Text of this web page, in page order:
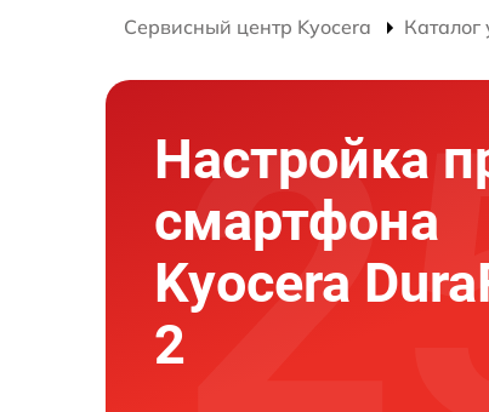
Сервисный центр Kyocera Каталог
Настройка
смартфона
Kyocera
2